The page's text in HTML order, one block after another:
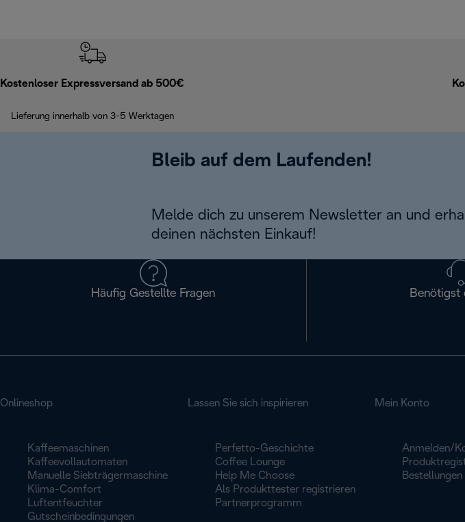
Kostenloser Expressversand ab 500€
Lieferung innerhalb von 3-5 Werktagen
Bleib auf dem Laufenden!
Melde dich zu unserem Newsletter an und
deinen nächsten Einkauf!
Häufig Gestellte Fragen Benötigst
Onlineshop
Kaffeemaschinen
Kaffeevollautomaten
Manuelle Siebträgermaschine
Klima-Comfort
Luftentfeuchter
Gutscheinbedingungen
Lassen Sie sich inspirieren
Perfetto-Geschichte
Coffee Lounge
Help Me Choose
Als Produkttester registrieren
Partnerprogramm
Mein Konto
Anmelden/
Bestellungen